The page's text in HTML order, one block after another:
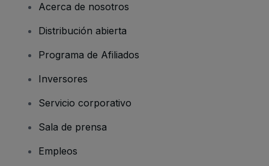
Acerca de nosotros
Distribución abierta
Programa de Afiliados
Inversores
Servicio corporativo
Sala de prensa
Empleos